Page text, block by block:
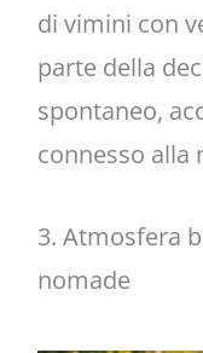
di vimini con
parte della
spontaneo,
connesso alla
3. Atmosfera
nomade